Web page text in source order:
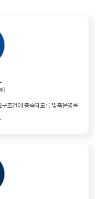
)
조건에 충족되도록 맞춤운영을